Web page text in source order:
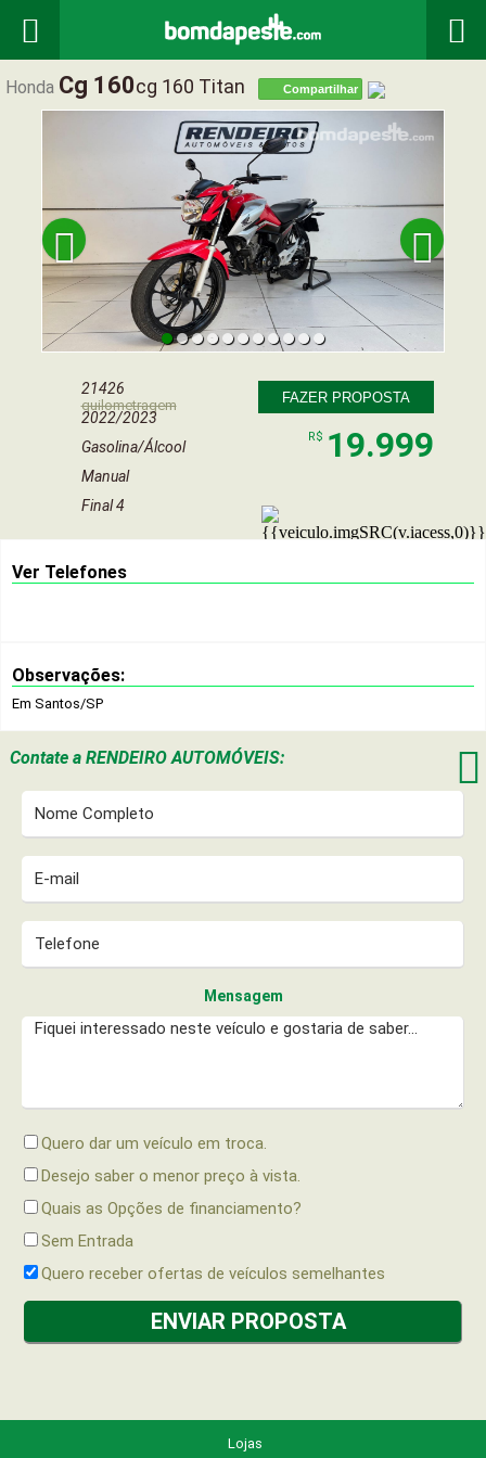
 
Honda Cg 160Cg 160 Titan Compartilhar
 
21426
quilometragem
2022/2023
Gasolina/Álcool
Manual
Final 4
FAZER PROPOSTA
R$ 19.999
Ver Telefones
Observações:
Em Santos/SP
Contate a RENDEIRO AUTOMÓVEIS: 
Mensagem
Quero dar um veículo em troca.
Desejo saber o menor preço à vista.
Quais as Opções de financiamento?
Sem Entrada
Quero receber ofertas de veículos semelhantes
Lojas